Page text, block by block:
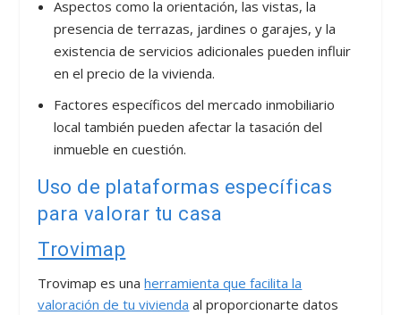
Aspectos como la orientación, las vistas, la
presencia de terrazas, jardines o garajes, y la
existencia de servicios adicionales pueden influir
en el precio de la vivienda.
Factores específicos del mercado inmobiliario
local también pueden afectar la tasación del
inmueble en cuestión.
Uso de plataformas específicas
para valorar tu casa
Trovimap
Trovimap es unaherramienta que facilita la
valoración de tu vivienda al proporcionarte datos